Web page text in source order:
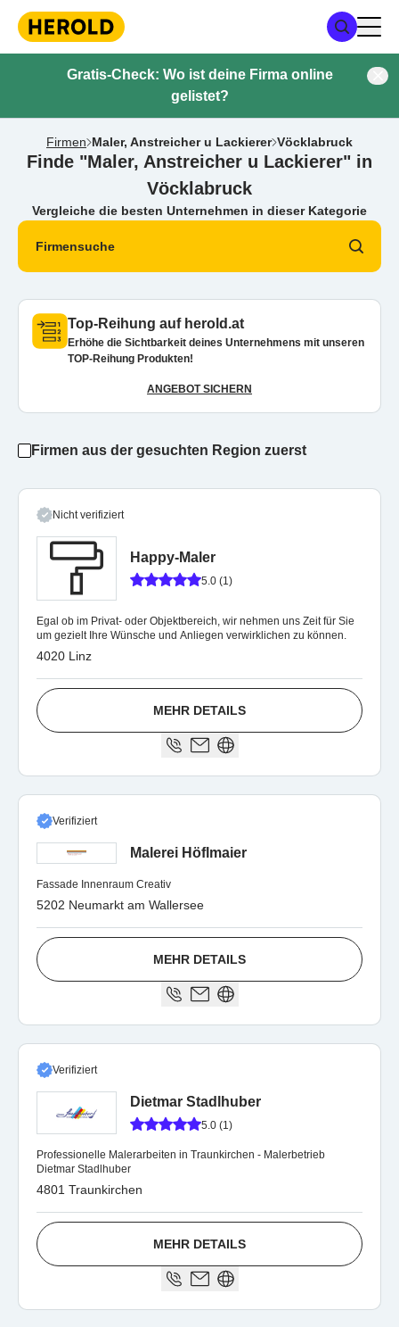
Gratis-Check: Wo ist deine Firma online
gelistet?
Firmen Maler, Anstreicher u Lackierer Vöcklabruck
Finde "Maler, Anstreicher u Lackierer" in
Vöcklabruck
Vergleiche die besten Unternehmen in dieser Kategorie
Firmensuche
Top-Reihung auf herold.at
Erhöhe die Sichtbarkeit deines Unternehmens mit unseren
TOP-Reihung Produkten!
ANGEBOT SICHERN
Firmen aus der gesuchten Region zuerst
Nicht verifiziert
Happy-Maler
5.0 (1)
Egal ob im Privat- oder Objektbereich, wir nehmen uns Zeit für Sie
um gezielt Ihre Wünsche und Anliegen verwirklichen zu können.
4020 Linz
MEHR DETAILS
Verifiziert
Malerei Höflmaier
Fassade Innenraum Creativ
5202 Neumarkt am Wallersee
MEHR DETAILS
Verifiziert
Dietmar Stadlhuber
5.0 (1)
Professionelle Malerarbeiten in Traunkirchen - Malerbetrieb
Dietmar Stadlhuber
4801 Traunkirchen
MEHR DETAILS